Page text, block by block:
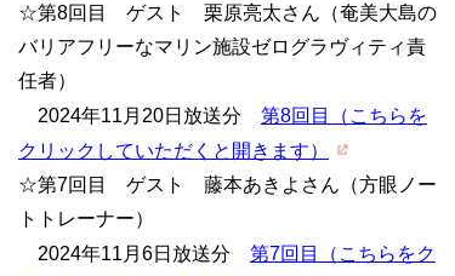
☆第8回目 ゲスト 栗原亮太さん（奄美大島の
バリアフリーなマリン施設ゼログラヴィティ責
任者）
2024年11月20日放送分 第8回目（こちらを
クリックしていただくと開きます）
☆第7回目 ゲスト 藤本あきよさん（方眼ノー
トトレーナー）
2024年11月6日放送分 第7回目（こちらをク